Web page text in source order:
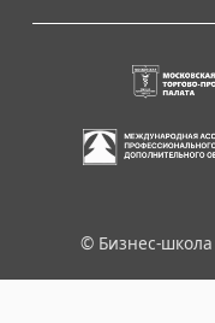
© Бизнес-школа